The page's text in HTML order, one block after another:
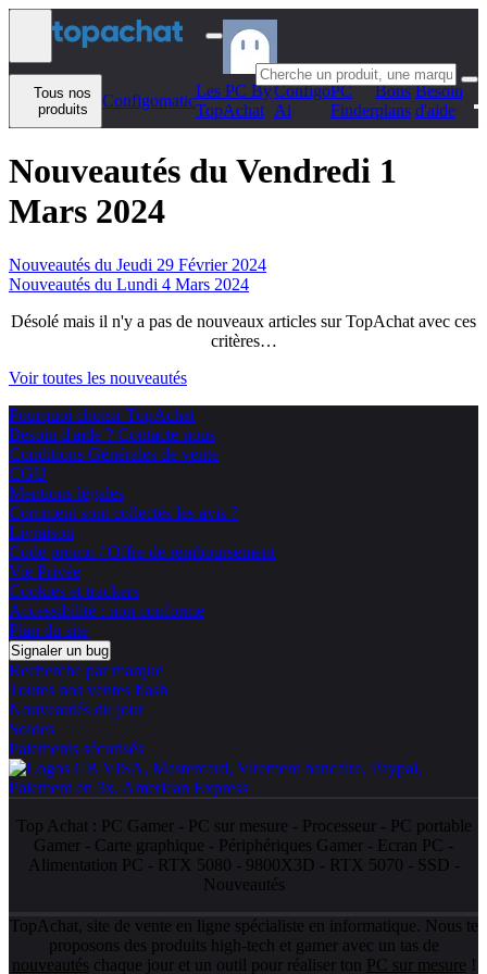
Aller au contenu
Tous nos
produits
Configomatic
Les PC By
TopAchat
Configo
Ai
PC
Finder
Bons
plans
Besoin
d'aide
Nouveautés du Vendredi 1
Mars 2024
Nouveautés du Jeudi 29 Février 2024
Nouveautés du Lundi 4 Mars 2024
Désolé mais il n'y a pas de nouveaux articles sur TopAchat avec ces
critères…
Voir toutes les nouveautés
Pourquoi choisir TopAchat
Besoin d'aide ? Contacte nous
Conditions Générales de vente
CGU
Mentions légales
Comment sont collectés les avis ?
Livraison
Code promo / Offre de remboursement
Vie Privée
Cookies et trackers
Accessibilité : non conforme
Plan du site
Signaler un bug
Recherche par marque
Toutes nos ventes flash
Nouveautés du jour
Soldes
Paiements sécurisés
Top Achat : PC Gamer- PC sur mesure - Processeur- PC portable
Gamer - Carte graphique - Périphériques Gamer - Ecran PC -
Alimentation PC - RTX 5080 - 9800X3D - RTX 5070 - SSD -
Nouveautés
TopAchat, site de vente en ligne spécialiste en informatique. Nous te
proposons des produits high-tech et gamer avec un tas de
nouveautés chaque jour et un outil pour réaliser ton PC sur mesure !